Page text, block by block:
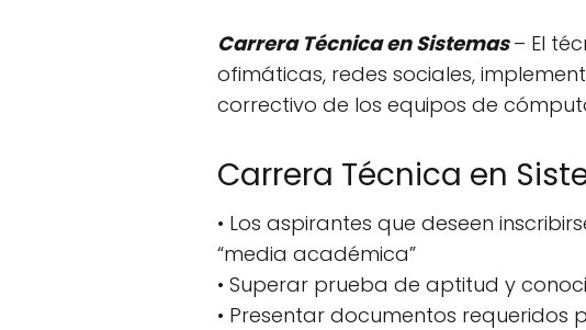
Carrera Técnica en Sistemas – El
ofimáticas, redes sociales,
correctivo de los equipos de
Carrera Técnica en
• Los aspirantes que deseen
“media académica”
• Superar prueba de aptitud y
• Presentar documentos requeridos